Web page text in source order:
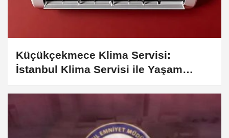
Küçükçekmece Klima Servisi:
İstanbul Klima Servisi ile Yaşam
Alanlarınızda İklimi Siz Belirleyin!